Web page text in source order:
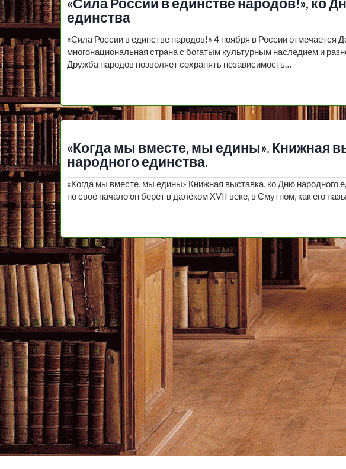
«Сила России в единстве народов!», ко
единства
«Сила России в единстве народов!» 4 ноября в России отмечается
многонациональная страна с богатым культурным наследием и
Дружба народов позволяет сохранять независимость…
«Когда мы вместе, мы едины». Книжная
народного единства.
«Когда мы вместе, мы едины» Книжная выставка, ко Дню народного
но своё начало он берёт в далёком XVII веке, в Смутном, как его